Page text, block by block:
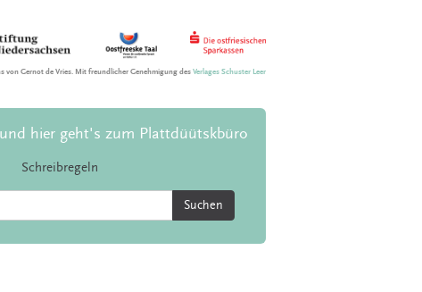
von Gernot de Vries. Mit freundlicher Genehmigung desVerlages Schuster Leer
hier geht's zum Plattdüütskbüro
Schreibregeln
Suchen